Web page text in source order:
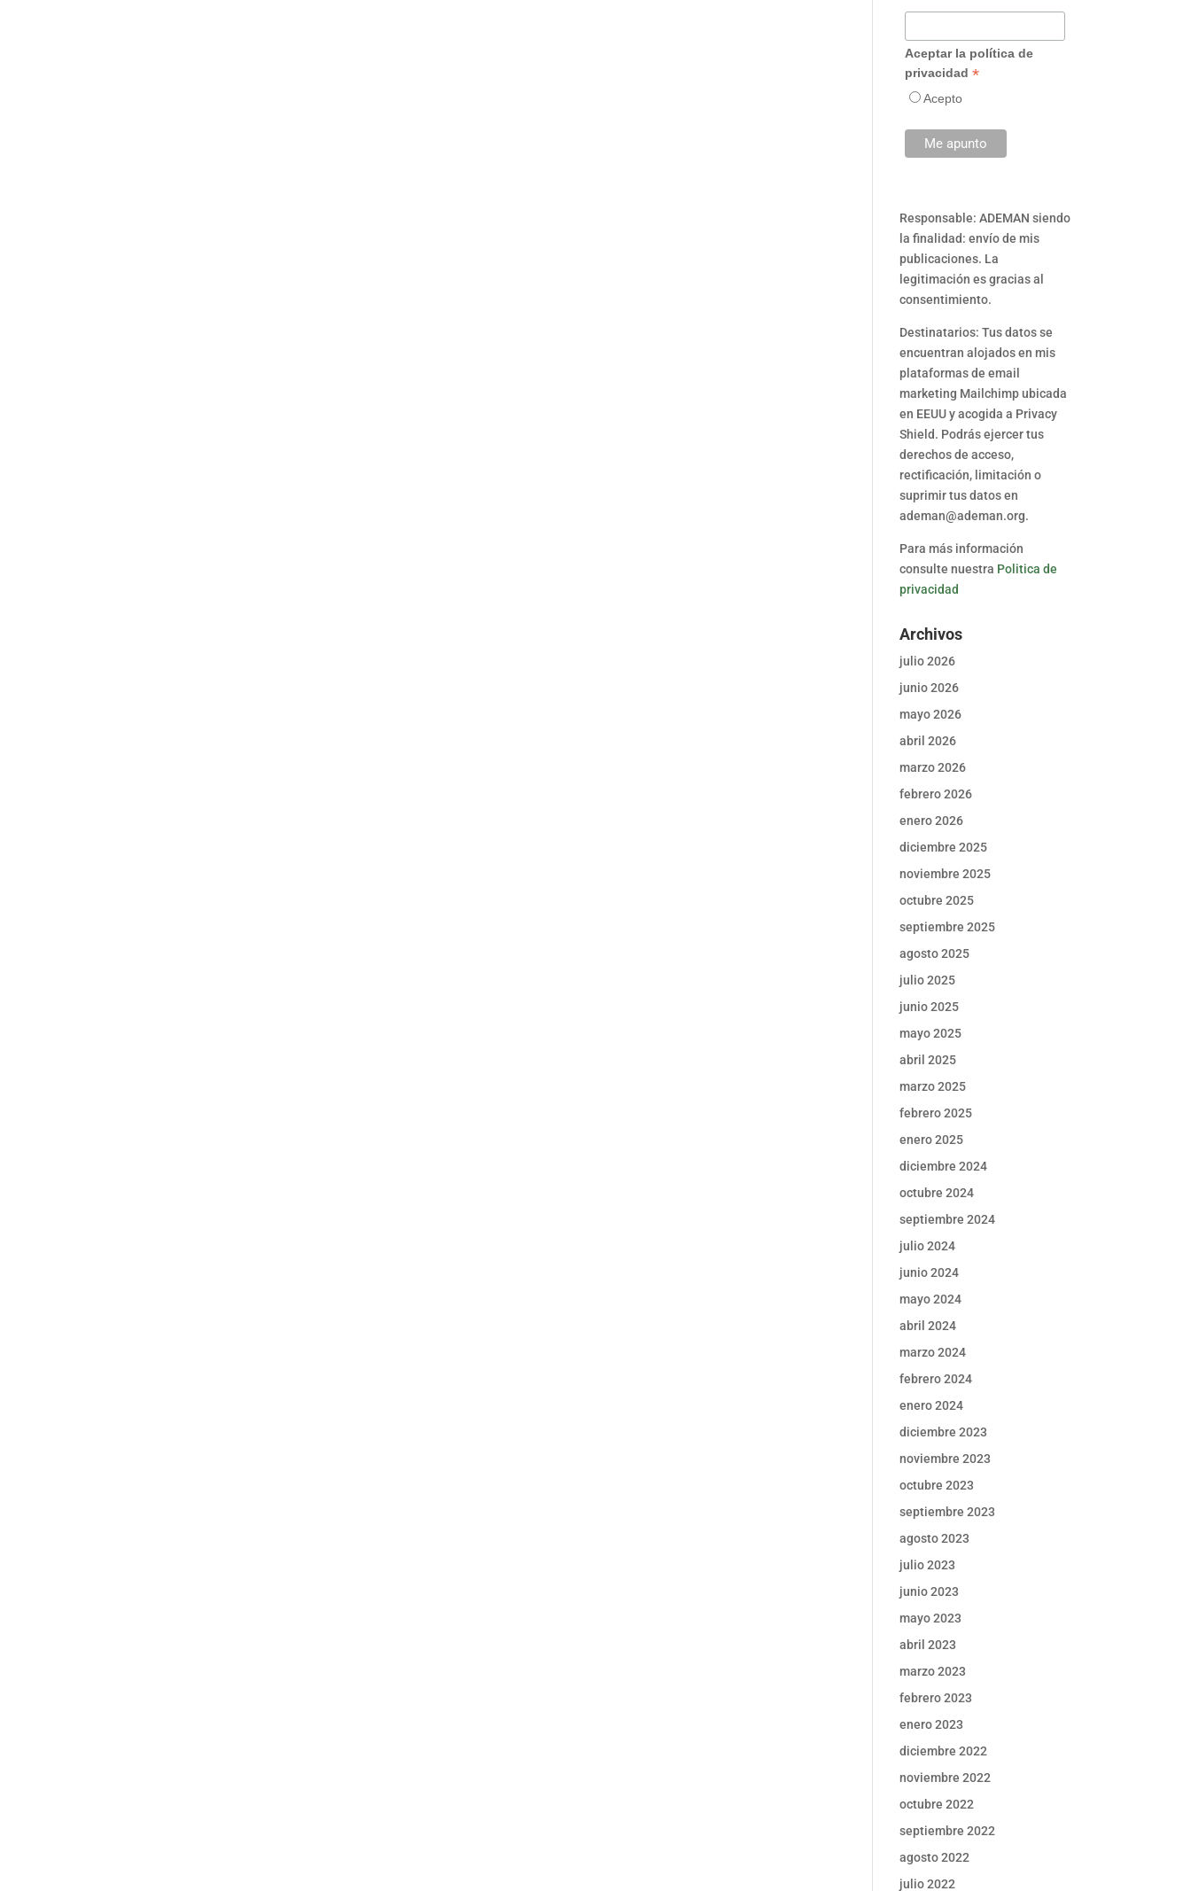
Aceptar la política de
privacidad *
Acepto
Responsable: ADEMAN siendo
la finalidad: envío de mis
publicaciones. La
legitimación es gracias al
consentimiento.
Destinatarios: Tus datos se
encuentran alojados en mis
plataformas de email
marketing Mailchimp ubicada
en EEUU y acogida a Privacy
Shield. Podrás ejercer tus
derechos de acceso,
rectificación, limitación o
suprimir tus datos en
ademan@ademan.org.
Para más información
consulte nuestra Politica de
privacidad
Archivos
julio 2026
junio 2026
mayo 2026
abril 2026
marzo 2026
febrero 2026
enero 2026
diciembre 2025
noviembre 2025
octubre 2025
septiembre 2025
agosto 2025
julio 2025
junio 2025
mayo 2025
abril 2025
marzo 2025
febrero 2025
enero 2025
diciembre 2024
octubre 2024
septiembre 2024
julio 2024
junio 2024
mayo 2024
abril 2024
marzo 2024
febrero 2024
enero 2024
diciembre 2023
noviembre 2023
octubre 2023
septiembre 2023
agosto 2023
julio 2023
junio 2023
mayo 2023
abril 2023
marzo 2023
febrero 2023
enero 2023
diciembre 2022
noviembre 2022
octubre 2022
septiembre 2022
agosto 2022
julio 2022